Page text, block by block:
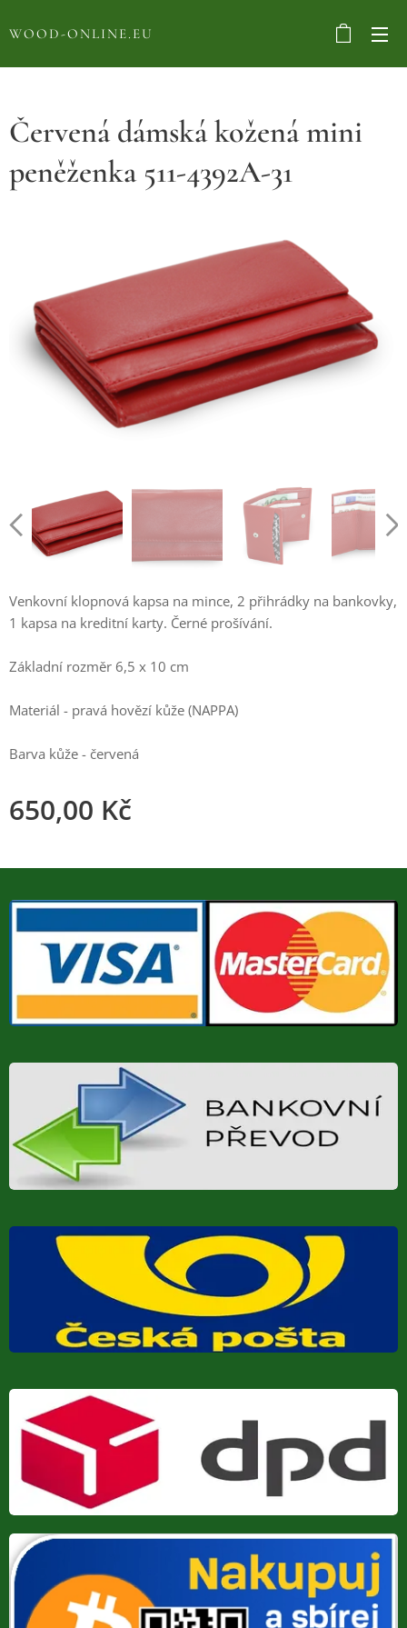
WOOD-ONLINE.EU
Červená dámská kožená mini
peněženka 511-4392A-31
Venkovní klopnová kapsa na mince, 2 přihrádky na bankovky,
1 kapsa na kreditní karty. Černé prošívání.
Základní rozměr 6,5 x 10 cm
Materiál - pravá hovězí kůže (NAPPA)
Barva kůže - červená
650,00 Kč